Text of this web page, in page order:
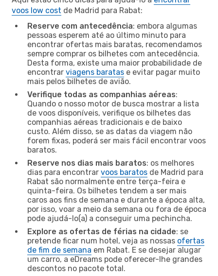
voos low cost de Madrid para Rabat:
Reserve com antecedência: embora algumas
pessoas esperem até ao último minuto para
encontrar ofertas mais baratas, recomendamos
sempre comprar os bilhetes com antecedência.
Desta forma, existe uma maior probabilidade de
encontrar viagens baratas e evitar pagar muito
mais pelos bilhetes de avião.
Verifique todas as companhias aéreas:
Quando o nosso motor de busca mostrar a lista
de voos disponíveis, verifique os bilhetes das
companhias aéreas tradicionais e de baixo
custo. Além disso, se as datas da viagem não
forem fixas, poderá ser mais fácil encontrar voos
baratos.
Reserve nos dias mais baratos: os melhores
dias para encontrar voos baratos de Madrid para
Rabat são normalmente entre terça-feira e
quinta-feira. Os bilhetes tendem a ser mais
caros aos fins de semana e durante a época alta,
por isso, voar a meio da semana ou fora de época
pode ajudá-lo(a) a conseguir uma pechincha.
Explore as ofertas de férias na cidade: se
pretende ficar num hotel, veja as nossas ofertas
de fim de semana em Rabat. E se desejar alugar
um carro, a eDreams pode oferecer-lhe grandes
descontos no pacote total.